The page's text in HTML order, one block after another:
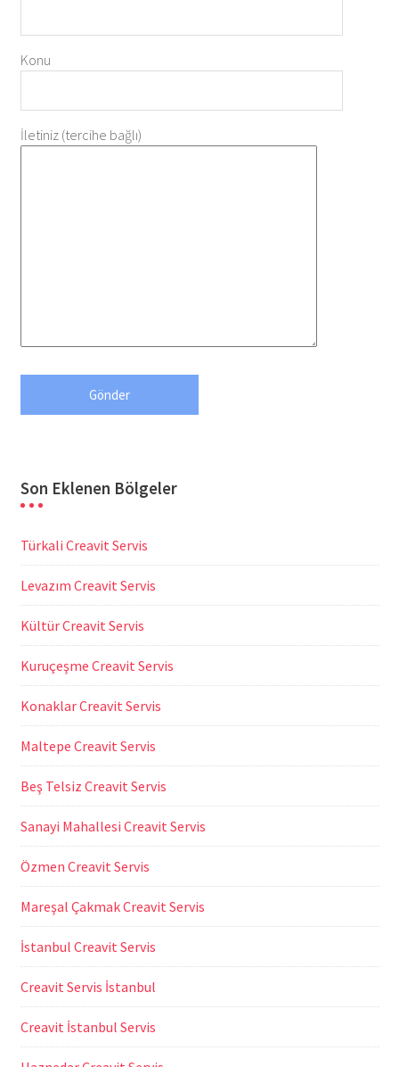
Konu
İletiniz (tercihe bağlı)
Son Eklenen Bölgeler
Türkali Creavit Servis
Levazım Creavit Servis
Kültür Creavit Servis
Kuruçeşme Creavit Servis
Konaklar Creavit Servis
Maltepe Creavit Servis
Beş Telsiz Creavit Servis
Sanayi Mahallesi Creavit Servis
Özmen Creavit Servis
Mareşal Çakmak Creavit Servis
İstanbul Creavit Servis
Creavit Servis İstanbul
Creavit İstanbul Servis